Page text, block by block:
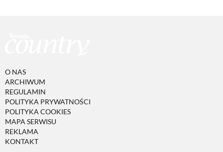
O NAS
ARCHIWUM
REGULAMIN
POLITYKA PRYWATNOŚCI
POLITYKA COOKIES
MAPA SERWISU
REKLAMA
KONTAKT